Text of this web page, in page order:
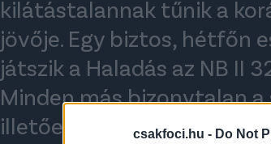
csakfoci.hu - Do Not
kilátástalannak tűnik a
jövője. Egy biztos, hétfőn
játszik a Haladás az NB II
Minden más bizonytalan
illetően.